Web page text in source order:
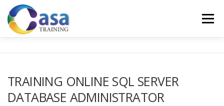
Lompat
konten
Menu
KONTAK KAMI SERTIFIKASI EVALUASI
TRAINING ONLINE SQL SERVER
DATABASE ADMINISTRATOR